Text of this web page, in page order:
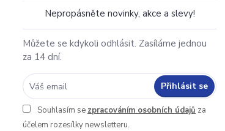
Nepropásněte novinky, akce a slevy!
Můžete se kdykoli odhlásit. Zasíláme jednou
za 14 dní.
Přihlásit se
Souhlasím se zpracováním osobních údajů za
účelem rozesílky newsletteru.